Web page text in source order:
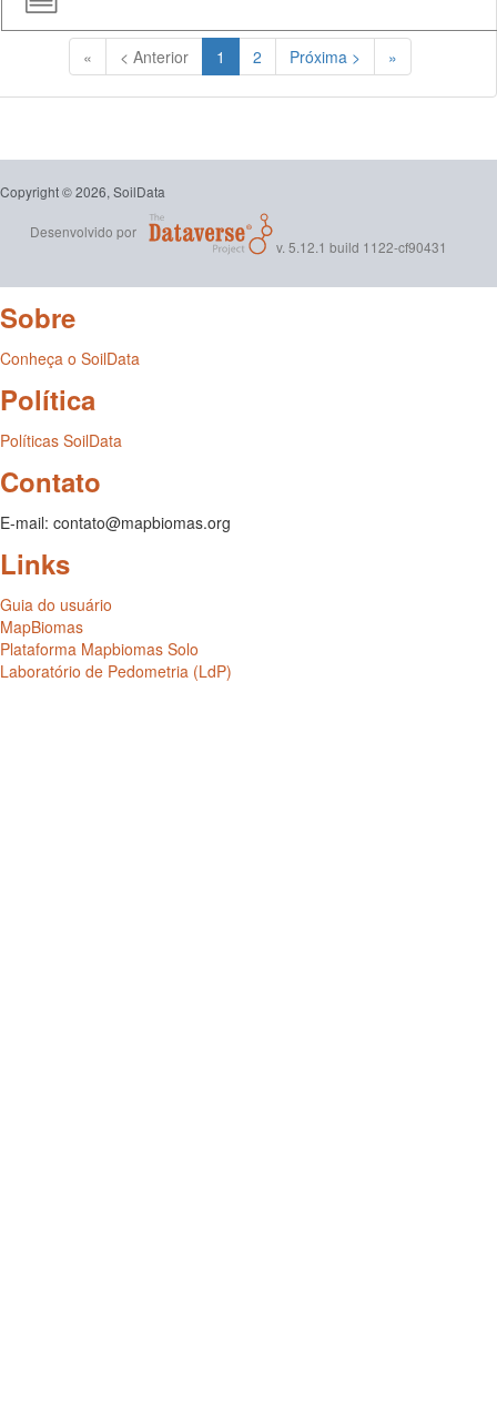
« < Anterior 1 (Atual)
2 Próxima > »
Copyright © 2026, SoilData
Desenvolvido por
v. 5.12.1 build 1122-cf90431
Sobre
Conheça o SoilData
Política
Políticas SoilData
Contato
E-mail: contato@mapbiomas.org
Links
Guia do usuário
MapBiomas
Plataforma Mapbiomas Solo
Laboratório de Pedometria (LdP)